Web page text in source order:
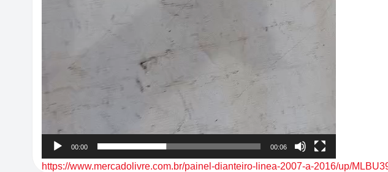
00:00 00:06
https://www.mercadolivre.com.br/painel-dianteiro-linea-2007-a-2016/up/